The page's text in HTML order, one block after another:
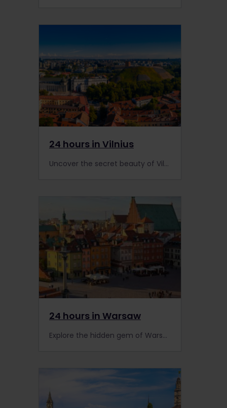
24 hours in Vilnius
Uncover the secret beauty of Vilnius with Interrail.
24 hours in Warsaw
Explore the hidden gem of Warsaw, with its colourful buildings, historical streets and impressive skyline filling our imaginations every day.